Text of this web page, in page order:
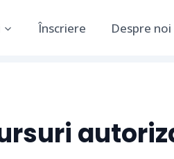
Înscriere Despre noi